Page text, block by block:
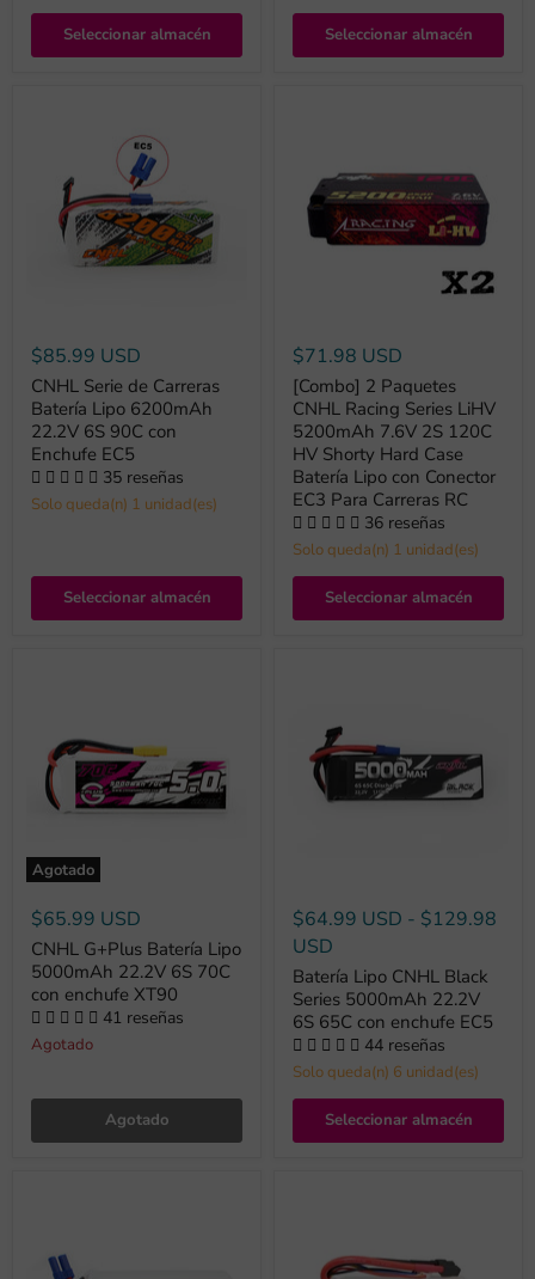
Seleccionar almacén Seleccionar almacén
$85.99 USD
CNHL Serie de Carreras
Batería Lipo 6200mAh
22.2V 6S 90C con
Enchufe EC5
35 reseñas
Solo queda(n) 1 unidad(es)
Seleccionar almacén
$71.98 USD
[Combo] 2 Paquetes
CNHL Racing Series LiHV
5200mAh 7.6V 2S 120C
HV Shorty Hard Case
Batería Lipo con Conector
EC3 Para Carreras RC
36 reseñas
Solo queda(n) 1 unidad(es)
Seleccionar almacén
Agotado
$65.99 USD
CNHL G+Plus Batería Lipo
5000mAh 22.2V 6S 70C
con enchufe XT90
41 reseñas
Agotado
Agotado
$64.99 USD - $129.98
USD
Batería Lipo CNHL Black
Series 5000mAh 22.2V
6S 65C con enchufe EC5
44 reseñas
Solo queda(n) 6 unidad(es)
Seleccionar almacén